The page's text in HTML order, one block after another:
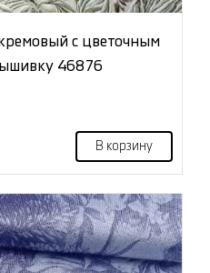
с цветочным
46876
В корзину